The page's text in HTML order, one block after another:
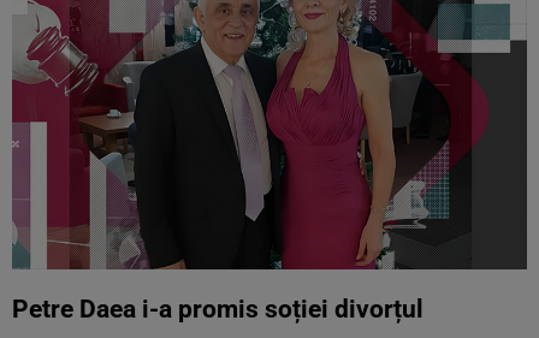
Petre Daea i-a promis soției divorțul